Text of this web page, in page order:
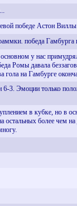
победе Астон Виллы
победа Гамбурга
у нас
давала
гола на Гамбурге
3. Эмоции только
в кубке, но в
более чем на